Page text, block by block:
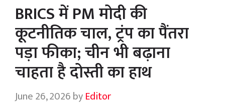
BRICS में PM मोदी की
कूटनीतिक चाल, ट्रंप का पैंतरा
पड़ा फीका; चीन भी बढ़ाना
चाहता है दोस्ती का हाथ
June 26, 2026byEditor